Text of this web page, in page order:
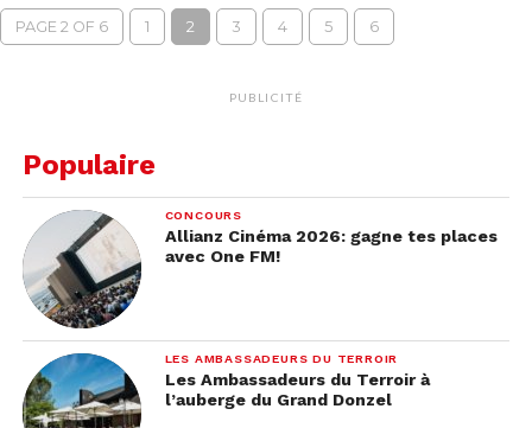
PAGE 2 OF 6 1 2 3 4 5 6
PUBLICITÉ
Populaire
CONCOURS
Allianz Cinéma 2026: gagne tes places
avec One FM!
LES AMBASSADEURS DU TERROIR
Les Ambassadeurs du Terroir à
l’auberge du Grand Donzel